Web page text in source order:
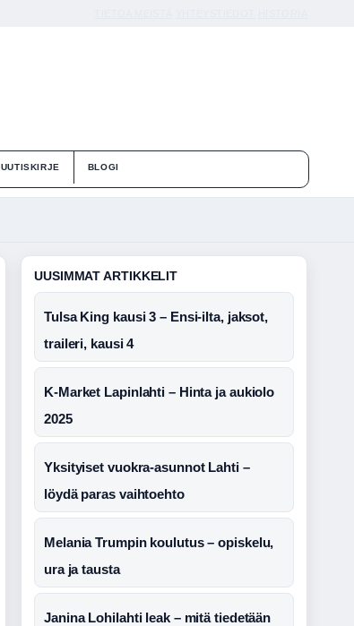
UUTISKIRJE BLOGI
UUSIMMAT ARTIKKELIT
Tulsa King kausi 3 – Ensi-ilta, jaksot,
traileri, kausi 4
K-Market Lapinlahti – Hinta ja aukiolo
2025
Yksityiset vuokra-asunnot Lahti –
löydä paras vaihtoehto
Melania Trumpin koulutus – opiskelu,
ura ja tausta
Janina Lohilahti leak – mitä tiedetään